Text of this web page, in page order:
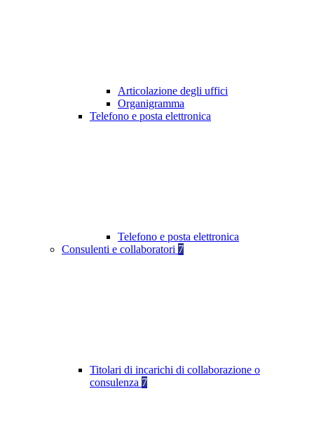
Articolazione degli uffici
Organigramma
Telefono e posta elettronica
Telefono e posta elettronica
Consulenti e collaboratori 7
Titolari di incarichi di collaborazione o
consulenza 7